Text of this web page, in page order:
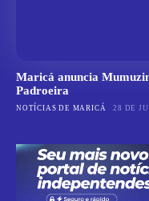
Maricá anuncia
Padroeira
NOTÍCIAS DE MARICÁ 28 DE